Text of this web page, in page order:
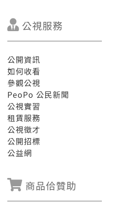
公視服務
公開資訊
如何收看
參觀公視
PeoPo 公民新聞
公視實習
租賃服務
公視徵才
公開招標
公益網
商品佮贊助